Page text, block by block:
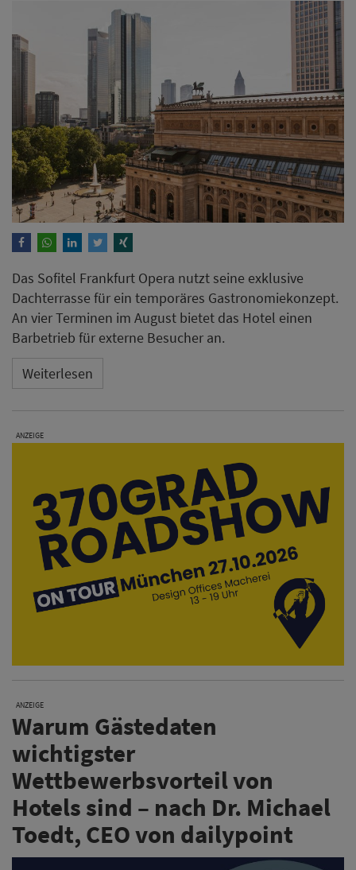
Das Sofitel Frankfurt Opera nutzt seine exklusive
Dachterrasse für ein temporäres Gastronomiekonzept.
An vier Terminen im August bietet das Hotel einen
Barbetrieb für externe Besucher an.
Weiterlesen
ANZEIGE
ANZEIGE
Warum Gästedaten
wichtigster
Wettbewerbsvorteil von
Hotels sind – nach Dr. Michael
Toedt, CEO von dailypoint